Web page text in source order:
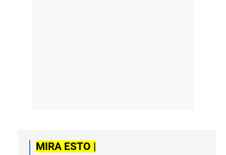
MIRA ESTO |